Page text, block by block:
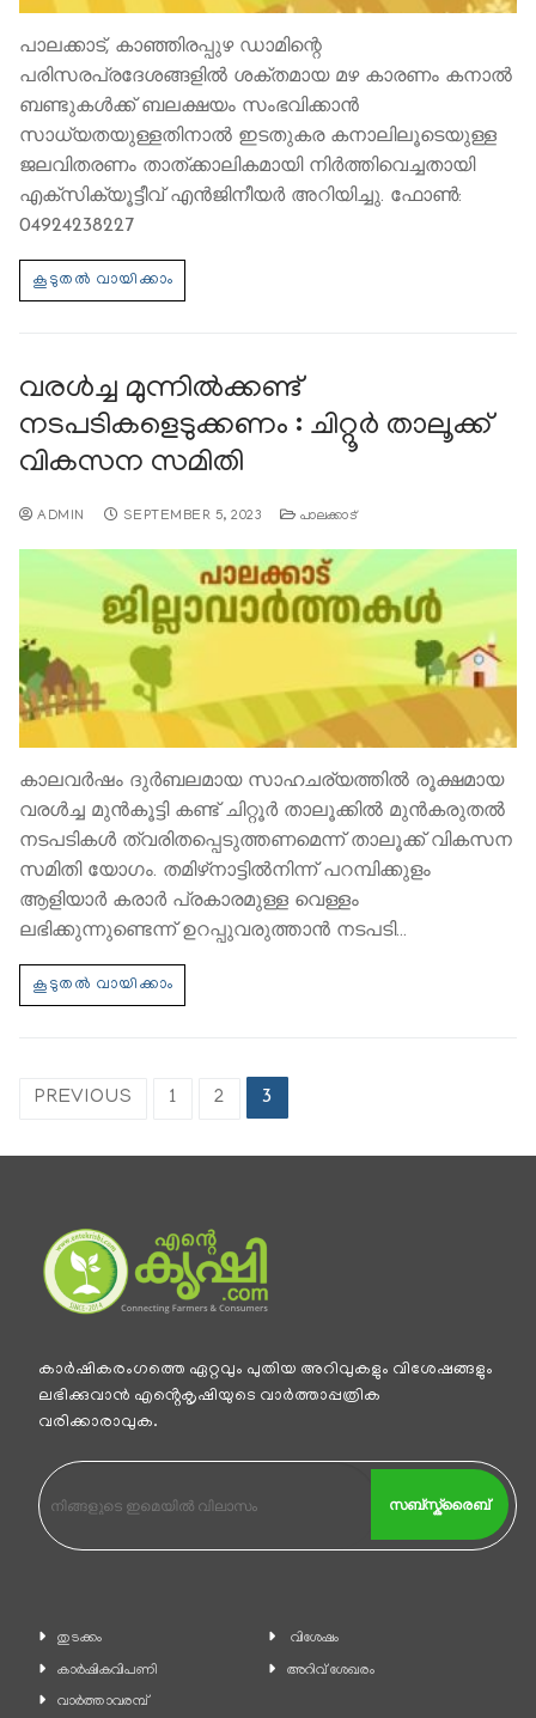
പാലക്കാട്, കാഞ്ഞിരപ്പുഴ ഡാമിന്റെ
പരിസരപ്രദേശങ്ങളില്‍ ശക്തമായ മഴ കാരണം കനാല്‍
ബണ്ടുകള്‍ക്ക് ബലക്ഷയം സംഭവിക്കാന്‍
സാധ്യതയുള്ളതിനാല്‍ ഇടതുകര കനാലിലൂടെയുള്ള
ജലവിതരണം താത്ക്കാലികമായി നിര്‍ത്തിവെച്ചതായി
എക്‌സിക്യൂട്ടീവ് എന്‍ജിനീയര്‍ അറിയിച്ചു. ഫോണ്‍:
04924238227
വരള്‍ച്ച മുന്നില്‍ക്കണ്ട്
നടപടികളെടുക്കണം : ചിറ്റൂര്‍ താലൂക്ക്
വികസന സമിതി
ADMIN SEPTEMBER 5, 2023 പാലക്കാട്
കാലവര്‍ഷം ദുര്‍ബലമായ സാഹചര്യത്തില്‍ രൂക്ഷമായ
വരള്‍ച്ച മുന്‍കൂട്ടി കണ്ട് ചിറ്റൂര്‍ താലൂക്കില്‍ മുന്‍കരുതല്‍
നടപടികള്‍ ത്വരിതപ്പെടുത്തണമെന്ന് താലൂക്ക് വികസന
സമിതി യോഗം. തമിഴ്‌നാട്ടില്‍നിന്ന് പറമ്പിക്കുളം
ആളിയാര്‍ കരാര്‍ പ്രകാരമുള്ള വെള്ളം
ലഭിക്കുന്നുണ്ടെന്ന് ഉറപ്പുവരുത്താന്‍ നടപടി…
PREVIOUS 1 2 3
കാര്‍ഷികരംഗത്തെ ഏറ്റവും പുതിയ അറിവുകളും വിശേഷങ്ങളും
ലഭിക്കുവാന്‍ എൻ്റെകൃഷിയുടെ വാര്‍ത്താപ്പത്രിക
വരിക്കാരാവുക.
സബ്സ്ക്രൈബ്
തുടക്കം
കാ‍ർഷികവിപണി
വാര്‍ത്താവരമ്പ്
വിശേഷം
അറിവ് ശേഖരം